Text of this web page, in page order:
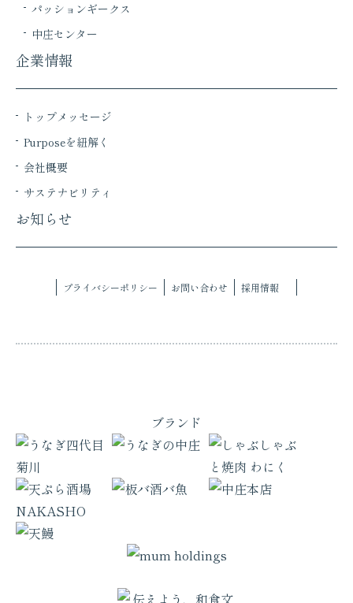
パッションギークス
中庄センター
企業情報
トップメッセージ
Purposeを紐解く
会社概要
サステナビリティ
お知らせ
プライバシーポリシー お問い合わせ 採用情報
ブランド